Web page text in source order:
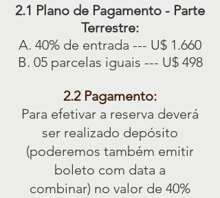
2.1 Plano de Pagamento - Parte
Terrestre:
A. 40% de entrada --- U$ 1.660
B. 05 parcelas iguais --- U$ 498
2.2 Pagamento:
Para efetivar a reserva deverá
ser realizado depósito
(poderemos também emitir
boleto com data a
combinar) no valor de 40%